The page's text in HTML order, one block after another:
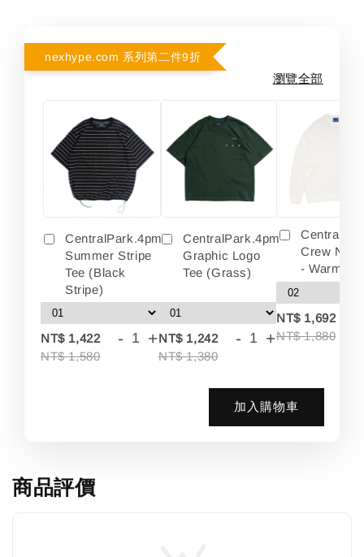
nexhype.com 系列第二件9折
瀏覽全部
CentralPark.4pm
Summer Stripe
Tee (Black
Stripe)
NT$ 1,422
NT$ 1,580
- +
CentralPark.4pm
Graphic Logo
Tee (Grass)
NT$ 1,242
NT$ 1,380
- +
Crew
- Warm
NT$ 1,692
NT$ 1,880
加入購物車
商品評價